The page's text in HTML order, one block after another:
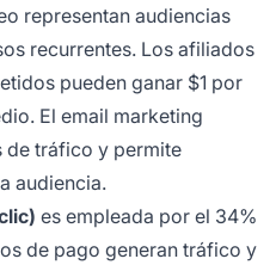
representan audiencias
recurrentes. Los afiliados
pueden ganar $1 por
El email marketing
de tráfico y permite
audiencia.
es empleada por el 34%
de pago generan tráfico y